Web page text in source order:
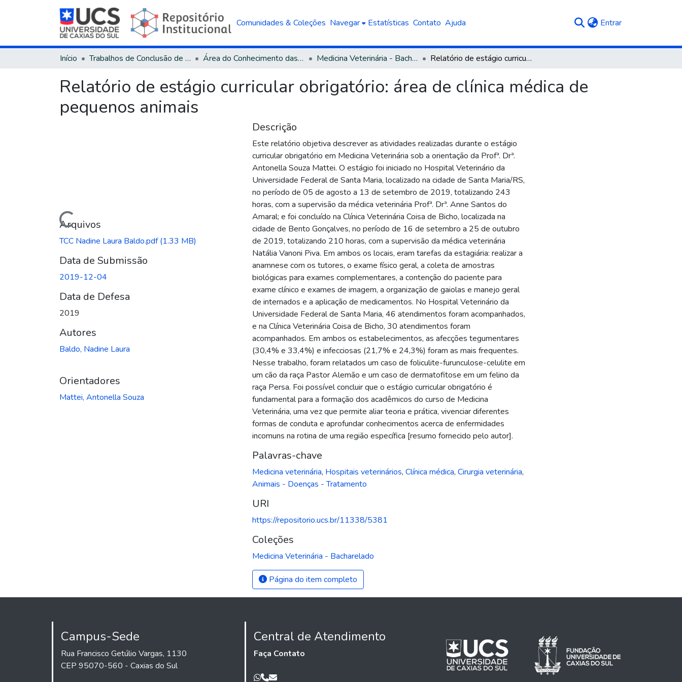
Comunidades & Coleções Navegar Estatísticas Contato Ajuda Entrar(current)
Início Trabalhos de Conclusão de Curso Área do Conhecimento das Ciências Agrárias Medicina Veterinária - Bacharelado Relatório de estágio curricular obrigatório: área de clínica médica de pequenos animais
Relatório de estágio curricular obrigatório: área de clínica médica de
pequenos animais
Carregando...
Arquivos
TCC Nadine Laura Baldo.pdf(1.33 MB)
Data de Submissão
2019-12-04
Data de Defesa
2019
Autores
Baldo, Nadine Laura
Orientadores
Mattei, Antonella Souza
Descrição
Este relatório objetiva descrever as atividades realizadas durante o estágio
curricular obrigatório em Medicina Veterinária sob a orientação da Profª. Drª.
Antonella Souza Mattei. O estágio foi iniciado no Hospital Veterinário da
Universidade Federal de Santa Maria, localizado na cidade de Santa Maria/RS,
no período de 05 de agosto a 13 de setembro de 2019, totalizando 243
horas, com a supervisão da médica veterinária Profª. Drª. Anne Santos do
Amaral; e foi concluído na Clínica Veterinária Coisa de Bicho, localizada na
cidade de Bento Gonçalves, no período de 16 de setembro a 25 de outubro
de 2019, totalizando 210 horas, com a supervisão da médica veterinária
Natália Vanoni Piva. Em ambos os locais, eram tarefas da estagiária: realizar a
anamnese com os tutores, o exame físico geral, a coleta de amostras
biológicas para exames complementares, a contenção do paciente para
exame clínico e exames de imagem, a organização de gaiolas e manejo geral
de internados e a aplicação de medicamentos. No Hospital Veterinário da
Universidade Federal de Santa Maria, 46 atendimentos foram acompanhados,
e na Clínica Veterinária Coisa de Bicho, 30 atendimentos foram
acompanhados. Em ambos os estabelecimentos, as afecções tegumentares
(30,4% e 33,4%) e infecciosas (21,7% e 24,3%) foram as mais frequentes.
Nesse trabalho, foram relatados um caso de foliculite-furunculose-celulite em
um cão da raça Pastor Alemão e um caso de dermatofitose em um felino da
raça Persa. Foi possível concluir que o estágio curricular obrigatório é
fundamental para a formação dos acadêmicos do curso de Medicina
Veterinária, uma vez que permite aliar teoria e prática, vivenciar diferentes
formas de conduta e aprofundar conhecimentos acerca de enfermidades
incomuns na rotina de uma região específica [resumo fornecido pelo autor].
Palavras-chave
Medicina veterinária, Hospitais veterinários, Clínica médica, Cirurgia veterinária,
Animais - Doenças - Tratamento
URI
https://repositorio.ucs.br/11338/5381
Coleções
Medicina Veterinária - Bacharelado
Página do item completo
Campus-Sede
Rua Francisco Getúlio Vargas, 1130
CEP 95070-560 - Caxias do Sul
Central de Atendimento
Faça Contato